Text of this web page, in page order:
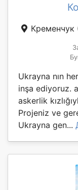
Кременчук
Ukrayna nın
inşa ediyoruz.
askerlik
Projeniz ve
Ukrayna gen...